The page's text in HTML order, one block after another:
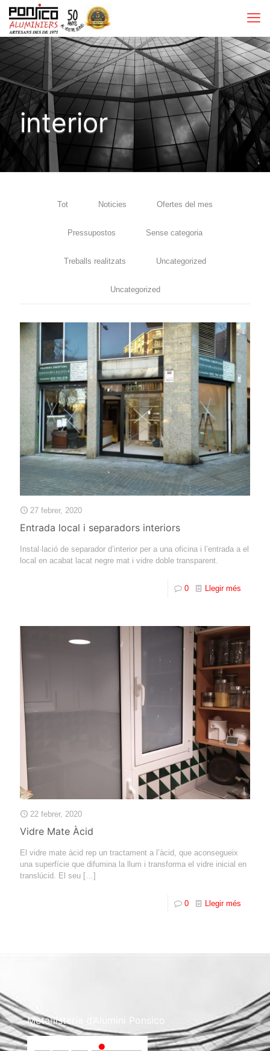
interior
Tot Noticies Ofertes del mes
Pressupostos Sense categoria
Treballs realitzats Uncategorized
Uncategorized
27 febrer, 2020
Entrada local i separadors interiors
Instal·lació de separador d’interior per a una oficina i l’entrada a el
local en acabat lacat negre mat i vidre doble transparent.
0 Llegir més
22 febrer, 2020
Vidre Mate Àcid
El vidre mate àcid rep un tractament a l’àcid, que aconsegueix
una superfície que difumina la llum i transforma el vidre inicial en
translúcid. El seu […]
0 Llegir més
Metal·listería d’Alumini Ponsico